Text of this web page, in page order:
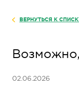
ВЕРНУТЬСЯ К
02.06.2026